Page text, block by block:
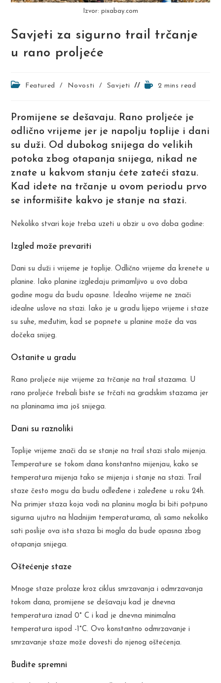
Izvor: pixabay.com
Savjeti za sigurno trail trčanje
u rano proljeće
PostFeatured / Novosti / Savjeti
Reading2 mins read
Promijene se dešavaju. Rano proljeće je
odlično vrijeme jer je napolju toplije i dani
su duži. Od dubokog snijega do velikih
potoka zbog otapanja snijega, nikad ne
znate u kakvom stanju ćete zateći stazu.
Kad idete na trčanje u ovom periodu prvo
se informišite kakvo je stanje na stazi.
Nekoliko stvari koje treba uzeti u obzir u ovo doba godine:
Izgled može prevariti
Dani su duži i vrijeme je toplije. Odlično vrijeme da krenete u
planine. Iako planine izgledaju primamljivo u ovo doba
godine mogu da budu opasne. Idealno vrijeme ne znači
idealne uslove na stazi. Iako je u gradu lijepo vrijeme i staze
su suhe, međutim, kad se popnete u planine može da vas
dočeka snijeg.
Ostanite u gradu
Rano proljeće nije vrijeme za trčanje na trail stazama. U
rano proljeće trebali biste se trčati na gradskim stazama jer
na planinama ima još snijega.
Dani su raznoliki
Toplije vrijeme znači da se stanje na trail stazi stalo mijenja.
Temperature se tokom dana konstantno mijenjau, kako se
temperatura mijenja tako se mijenja i stanje na stazi. Trail
staze često mogu da budu odleđene i zaleđene u roku 24h.
Na primjer staza koja vodi na planinu mogla bi biti potpuno
sigurna ujutro na hladnijim temperaturama, ali samo nekoliko
sati poslije ova ista staza bi mogla da bude opasna zbog
otapanja snijega.
Oštećenje staze
Mnoge staze prolaze kroz ciklus smrzavanja i odmrzavanja
tokom dana, promijene se dešavaju kad je dnevna
temperatura iznad 0° C i kad je dnevna minimalna
temperatura ispod -1°C. Ovo konstantno odmrzavanje i
smrzavanje staze može dovesti do njenog oštećenja.
Budite spremni